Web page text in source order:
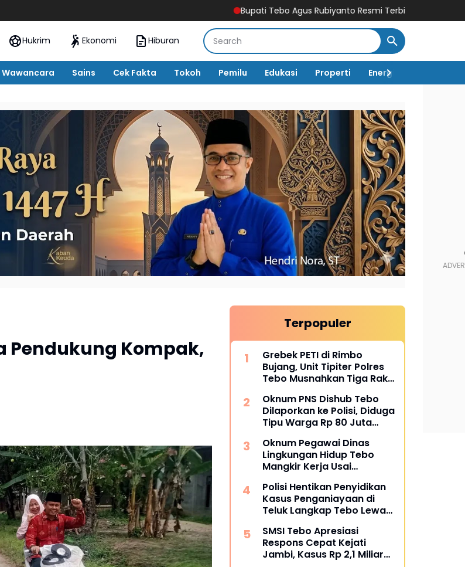
Bupati Tebo Agus Rubiyanto Resmi Terbitkan SE Larangan PETI: Ancam
Hukrim Ekonomi Hiburan
Wawancara Sains Cek Fakta Tokoh Pemilu Edukasi Properti Energi
Pendukung Kompak,
Terpopuler
Grebek PETI di Rimbo
Bujang, Unit Tipiter Polres
Tebo Musnahkan Tiga Rakit
Dibakar
Oknum PNS Dishub Tebo
Dilaporkan ke Polisi, Diduga
Tipu Warga Rp 80 Juta
Oknum Pegawai Dinas
Lingkungan Hidup Tebo
Mangkir Kerja Usai
Bungkam
Polisi Hentikan Penyidikan
Kasus Penganiayaan di
Teluk Langkap Tebo Lewat
Restoratif
SMSI Tebo Apresiasi
Respons Cepat Kejati
Jambi, Kasus Rp 2,1 Miliar